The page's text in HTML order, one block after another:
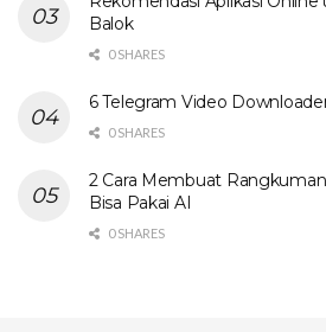
Balok
0 SHARES
6 Telegram Video
0 SHARES
2 Cara Membuat
Bisa Pakai AI
0 SHARES